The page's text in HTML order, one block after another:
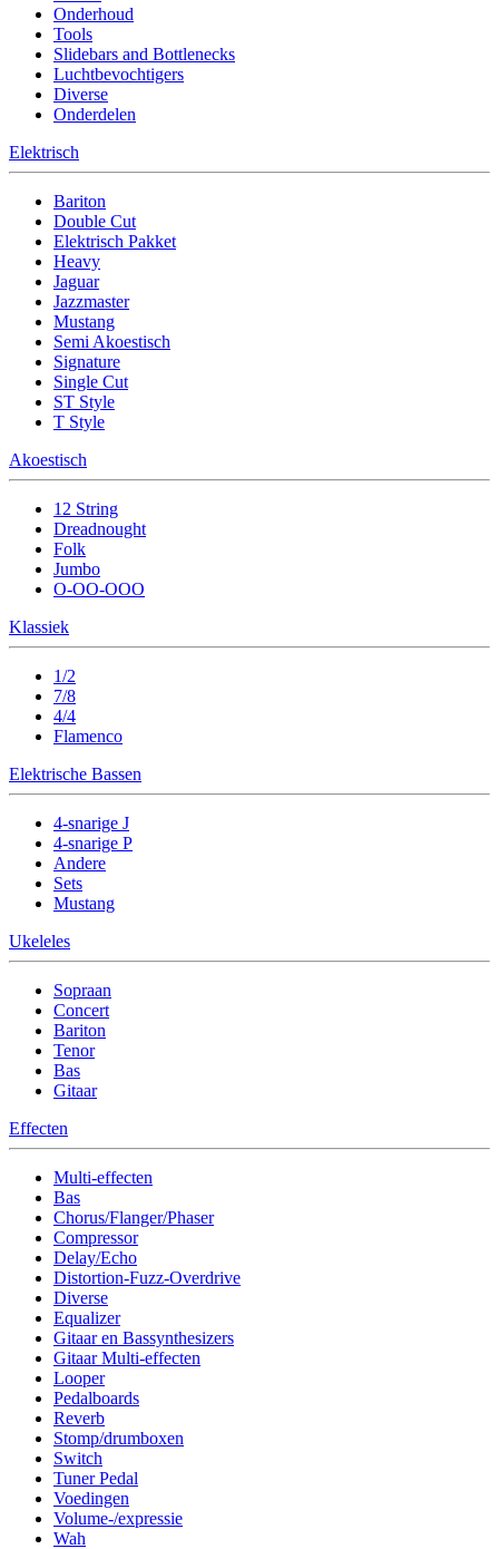
Onderhoud
Tools
Slidebars and Bottlenecks
Luchtbevochtigers
Diverse
Onderdelen
Elektrisch
Bariton
Double Cut
Elektrisch Pakket
Heavy
Jaguar
Jazzmaster
Mustang
Semi Akoestisch
Signature
Single Cut
ST Style
T Style
Akoestisch
12 String
Dreadnought
Folk
Jumbo
O-OO-OOO
Klassiek
1/2
7/8
4/4
Flamenco
Elektrische Bassen
4-snarige J
4-snarige P
Andere
Sets
Mustang
Ukeleles
Sopraan
Concert
Bariton
Tenor
Bas
Gitaar
Effecten
Multi-effecten
Bas
Chorus/Flanger/Phaser
Compressor
Delay/Echo
Distortion-Fuzz-Overdrive
Diverse
Equalizer
Gitaar en Bassynthesizers
Gitaar Multi-effecten
Looper
Pedalboards
Reverb
Stomp/drumboxen
Switch
Tuner Pedal
Voedingen
Volume-/expressie
Wah